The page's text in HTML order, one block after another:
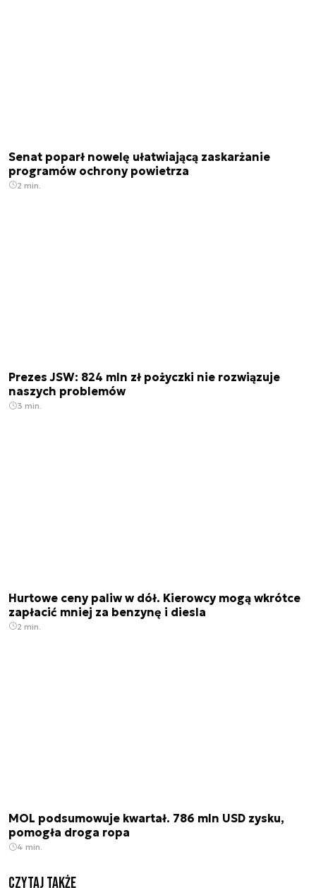
Senat poparł nowelę ułatwiającą zaskarżanie
programów ochrony powietrza
2 min.
Prezes JSW: 824 mln zł pożyczki nie rozwiązuje
naszych problemów
3 min.
Hurtowe ceny paliw w dół. Kierowcy mogą wkrótce
zapłacić mniej za benzynę i diesla
2 min.
MOL podsumowuje kwartał. 786 mln USD zysku,
pomogła droga ropa
4 min.
Czytaj także